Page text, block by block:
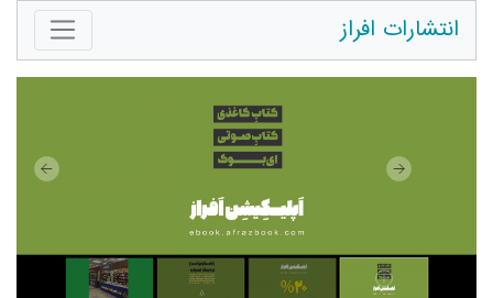
انتشارات افراز